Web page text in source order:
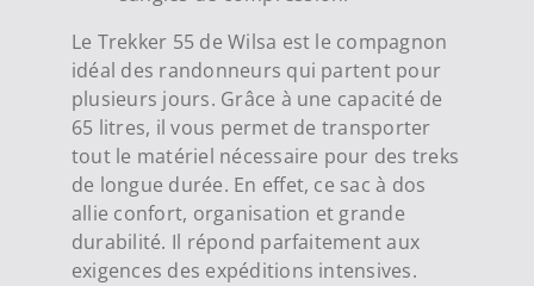
Le Trekker 55 de Wilsa est le compagnon
idéal des randonneurs qui partent pour
plusieurs jours. Grâce à une capacité de
65 litres, il vous permet de transporter
tout le matériel nécessaire pour des treks
de longue durée. En effet, ce sac à dos
allie confort, organisation et grande
durabilité. Il répond parfaitement aux
exigences des expéditions intensives.